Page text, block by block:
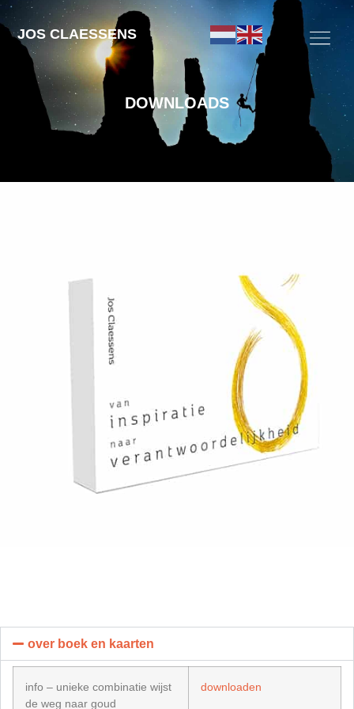
JOS CLAESSENS
DOWNLOADS
over boek en kaarten
info – unieke combinatie wijst
de weg naar goud
downloaden